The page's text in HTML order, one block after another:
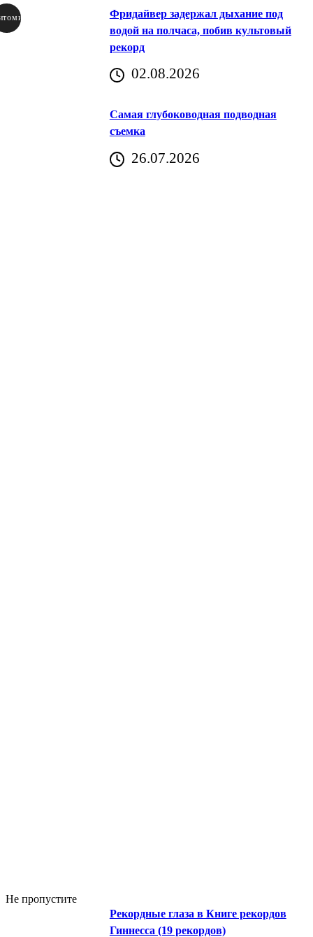
Фридайвер задержал дыхание под
водой на полчаса, побив культовый
рекорд
02.08.2026
Самая глубоководная подводная
съемка
26.07.2026
Не пропустите
Рекордные глаза в Книге рекордов
Гиннесса (19 рекордов)